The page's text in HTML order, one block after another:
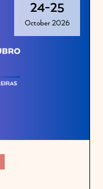
24-25
October 2026